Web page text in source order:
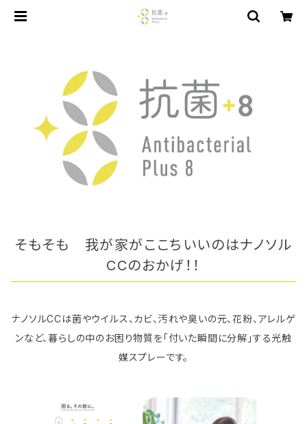
そもそも 我が家がここちいいのはナノソル
CCのおかげ！！
ナノソルCCは菌やウイルス、カビ、汚れや臭いの元、花粉、アレルゲ
ンなど、暮らしの中のお困り物質を「付いた瞬間に分解」する光触
媒スプレーです。